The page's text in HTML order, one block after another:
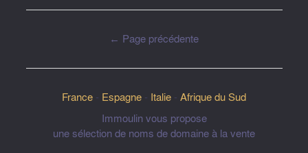
← Page précédente
France - Espagne - Italie - Afrique du Sud
Immoulin vous propose
une sélection de noms de domaine à la vente